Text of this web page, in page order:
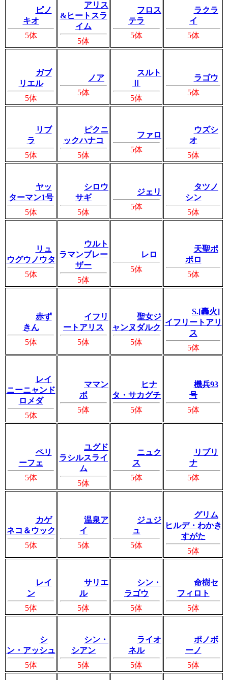
ピノ
キオ
5体
アリス
&ヒートスラ
イム
5体
フロス
テラ
5体
ラクラ
イ
5体
ガブ
リエル
5体
ノア
5体
スルト
5体
ラゴウ
5体
リブ
ラ
5体
ピクニ
ックハナコ
5体
ファロ
5体
ウズシ
オ
5体
ヤッ
ターマン1号
5体
シロウ
サギ
5体
ジェリ
5体
タツノ
シン
5体
リュ
ウグウノウタ
5体
ウルト
ラマンブレー
ザー
5体
レロ
5体
天聖ポ
ポロ
5体
赤ず
きん
5体
イフリ
ートアリス
5体
聖女ジ
ャンヌダルク
5体
S.[轟火]
イフリートアリ
ス
5体
レイ
ニーニャンド
ロメダ
5体
ママン
ボ
5体
ヒナ
タ・サカグチ
5体
機兵93
号
5体
ペリ
ーフェ
5体
ユグド
ラシルスライ
ム
5体
ニュク
ス
5体
リブリ
ナ
5体
カゲ
ネコ＆ウック
5体
温泉ア
イ
5体
ジュジ
ュ
5体
グリム
ヒルデ・わかき
すがた
5体
レイ
ン
5体
サリエ
ル
5体
シン・
ラゴウ
5体
命樹セ
フィロト
5体
シ
ン・アッシュ
5体
シン・
シアン
5体
ライオ
ネル
5体
ポノボ
ーノ
5体